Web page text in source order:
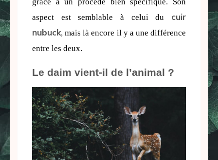
aspect est semblable à celui du cuir
nubuck, mais là encore il y a une différence
entre les deux.
Le daim vient-il de l’animal ?